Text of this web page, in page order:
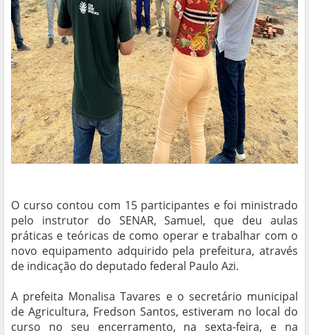
O curso contou com 15 participantes e foi ministrado
pelo instrutor do SENAR, Samuel, que deu aulas
práticas e teóricas de como operar e trabalhar com o
novo equipamento adquirido pela prefeitura, através
de indicação do deputado federal Paulo Azi.
A prefeita Monalisa Tavares e o secretário municipal
de Agricultura, Fredson Santos, estiveram no local do
curso no seu encerramento, na sexta-feira, e na